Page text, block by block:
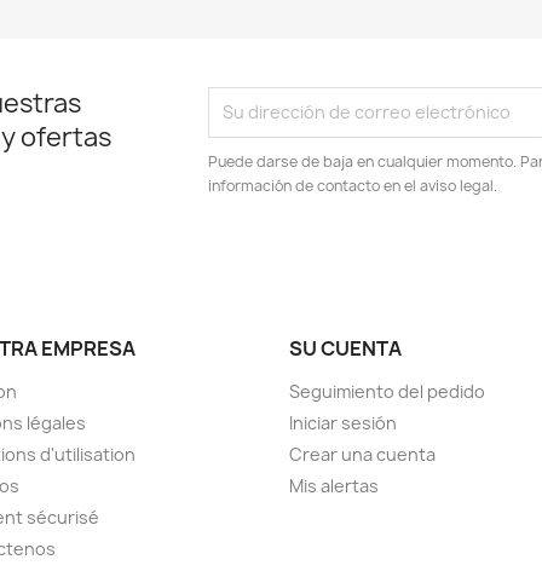
ofertas
Puede darse de baja en cualquier momento.
información de contacto en el aviso legal.
EMPRESA
légales
d'utilisation
sécurisé
SU CUENTA
Seguimiento del pedido
Iniciar sesión
Crear una cuenta
Mis alertas